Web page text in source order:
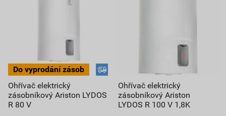
Ohřívač elektrický
zásobníkový Ariston LYDOS
R 80 V
Ohřívač elektrický
zásobníkový Ariston
LYDOS R 100 V 1,8K